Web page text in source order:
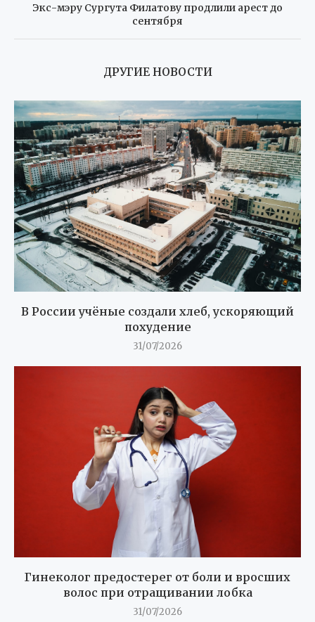
Экс-мэру Сургута Филатову продлили арест до
сентября
ДРУГИЕ НОВОСТИ
В России учёные создали хлеб, ускоряющий
похудение
31/07/2026
Гинеколог предостерег от боли и вросших
волос при отращивании лобка
31/07/2026